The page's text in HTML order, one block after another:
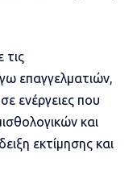
τις
επαγγελματιών,
ενέργειες που
και
εκτίμησης και